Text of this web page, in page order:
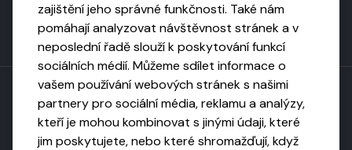
Toto dílo podléhá licenci CC BY-NC-ND
zajištění jeho správné funkčnosti. Také nám
pomáhají analyzovat návštěvnost stránek a v
neposlední řadě slouží k poskytování funkcí
sociálních médií. Můžeme sdílet informace o
vašem používání webových stránek s našimi
partnery pro sociální média, reklamu a analýzy,
kteří je mohou kombinovat s jinými údaji, které
jim poskytujete, nebo které shromažďují, když